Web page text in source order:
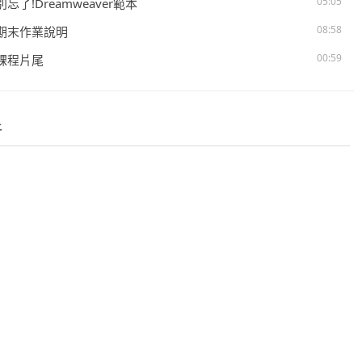
忘了!Dreamweaver範本
08:58
末作業說明
00:59
程片尾